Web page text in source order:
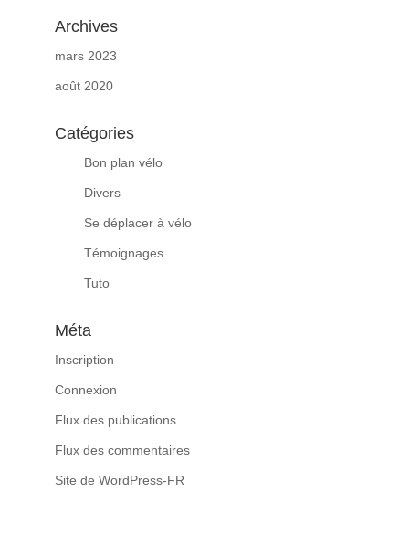
Archives
mars 2023
août 2020
Catégories
Bon plan vélo
Divers
Se déplacer à vélo
Témoignages
Tuto
Méta
Inscription
Connexion
Flux des publications
Flux des commentaires
Site de WordPress-FR